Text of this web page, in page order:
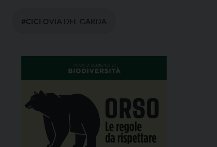
#CICLOVIA DEL GARDA